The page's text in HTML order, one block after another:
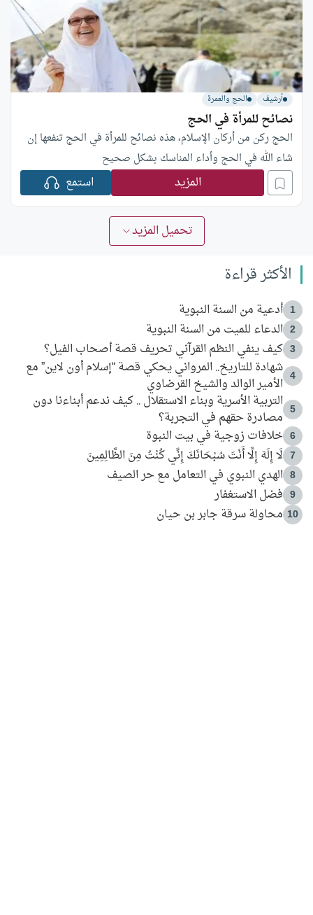
أرشيف الحج والعمرة
نصائح للمرأة في الحج
الحج ركن من أركان الإسلام، هذه نصائح للمرأة في الحج تنفعها إن
شاء الله في الحج وأداء المناسك بشكل صحيح
المزيد استمع
تحميل المزيد
الأكثر قراءة
1 أدعية من السنة النبوية
2 الدعاء للميت من السنة النبوية
3 كيف ينفي النظم القرآني تحريف قصة أصحاب الفيل؟
4
شهادة للتاريخ.. المرواني يحكي قصة “إسلام أون لاين” مع
الأمير الوالد والشيخ القرضاوي
5
التربية الأسرية وبناء الاستقلال .. كيف ندعم أبناءنا دون
مصادرة حقهم في التجربة؟
6 خلافات زوجية في بيت النبوة
7 لَا إِلَهَ إِلَّا أَنْتَ سُبْحَانَكَ إِنِّي كُنْتُ مِنَ الظَّالِمِينَ
8 الهدي النبوي في التعامل مع حر الصيف
9 فضل الاستغفار
10 محاولة سرقة جابر بن حيان